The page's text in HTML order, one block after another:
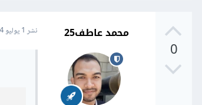
0
محمد عاطف25 نشر 1 يوليو 2024